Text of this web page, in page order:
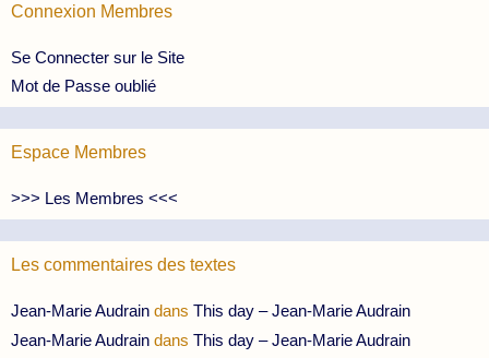
Connexion Membres
Se Connecter sur le Site
Mot de Passe oublié
Espace Membres
>>> Les Membres <<<
Les commentaires des textes
Jean-Marie Audrain dans This day – Jean-Marie Audrain
Jean-Marie Audrain dans This day – Jean-Marie Audrain